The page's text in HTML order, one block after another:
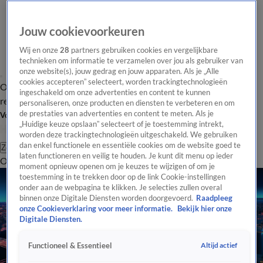
Overzicht Laatste nieuws Regionieuws Het beste van Hart
Tip de
redactie
Volg Hart van Nederland
Zoeken
OverzichtRegioUitzendingenWeerTip de redactiePanelVideo's
Jouw cookievoorkeuren
Wij en onze28 partners gebruiken cookies en vergelijkbare
technieken om informatie te verzamelen over jou als gebruiker van
onze website(s), jouw gedrag en jouw apparaten. Als je „Alle
cookies accepteren” selecteert, worden trackingtechnologieën
ingeschakeld om onze advertenties en content te kunnen
personaliseren, onze producten en diensten te verbeteren en om
de prestaties van advertenties en content te meten. Als je
„Huidige keuze opslaan” selecteert of je toestemming intrekt,
worden deze trackingtechnologieën uitgeschakeld. We gebruiken
dan enkel functionele en essentiële cookies om de website goed te
laten functioneren en veilig te houden. Je kunt dit menu op ieder
moment opnieuw openen om je keuzes te wijzigen of om je
toestemming in te trekken door op de link Cookie-instellingen
onder aan de webpagina te klikken. Je selecties zullen overal
binnen onze Digitale Diensten worden doorgevoerd. Raadpleeg
onze Cookieverklaring voor meer informatie.
Bekijk hier onze
Digitale Diensten.
Functioneel & Essentieel Altijd actief